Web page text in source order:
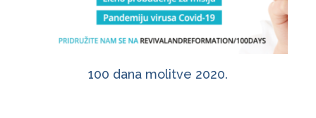
100 dana molitve 2020.